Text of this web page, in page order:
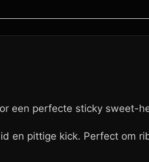
een perfecte sticky sweet-
en pittige kick. Perfect om